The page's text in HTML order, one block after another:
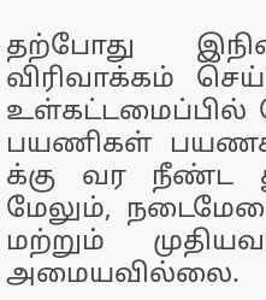
தற்போது
விரிவாக்கம்
உள்கட்டமைப்பில்
பயணிகள்
க்கு வர நீண்ட
மேலும்,
மற்றும்
அமையவில்லை.